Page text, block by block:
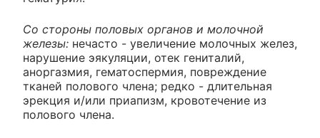
Со стороны половых органов и молочной
железы: нечасто - увеличение молочных желез,
нарушение эякуляции, отек гениталий,
аноргазмия, гематоспермия, повреждение
тканей полового члена; редко - длительная
эрекция и/или приапизм, кровотечение из
полового члена.